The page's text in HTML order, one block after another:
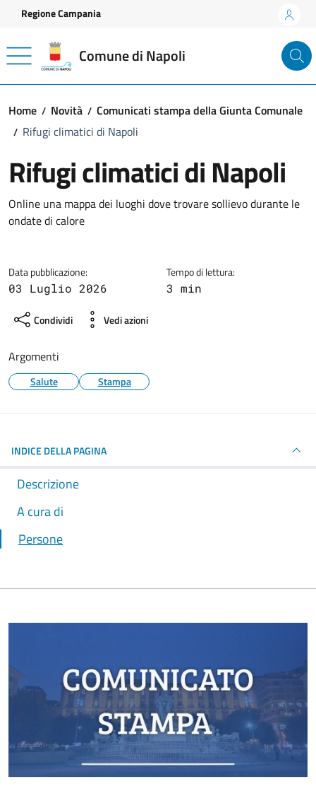
Vai ai contenuti
Vai al footer
Regione Campania
Comune di Napoli
Home Novità
Comunicati stampa della Giunta Comunale
Rifugi climatici di Napoli
Rifugi climatici di Napoli
Dettagli della notizia
Online una mappa dei luoghi dove trovare sollievo durante le
ondate di calore
Data pubblicazione:
03 Luglio 2026
Tempo di lettura:
3 min
Condividi Vedi azioni
Argomenti
Salute Stampa
INDICE DELLA PAGINA
Descrizione
A cura di
Persone